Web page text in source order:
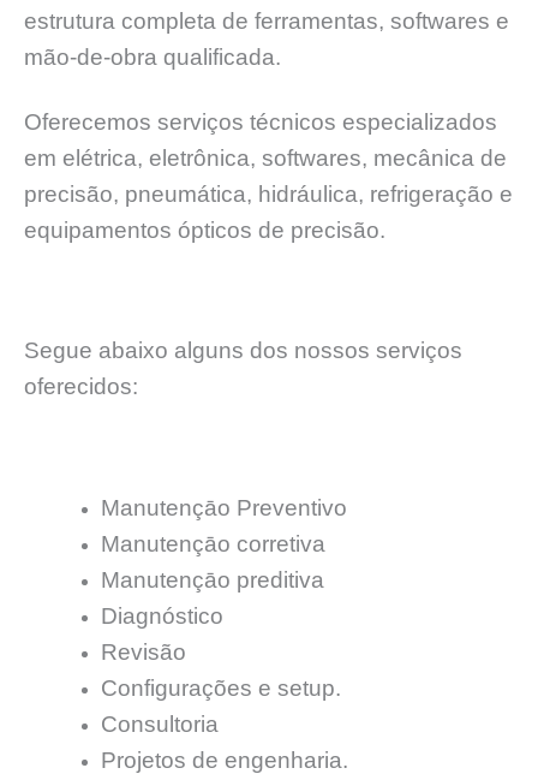
estrutura completa de ferramentas, softwares e
mão-de-obra qualificada.
Oferecemos serviços técnicos especializados
em elétrica, eletrônica, softwares, mecânica de
precisão, pneumática, hidráulica, refrigeração e
equipamentos ópticos de precisão.
Segue abaixo alguns dos nossos serviços
oferecidos:
Manutençāo Preventivo
Manutençāo corretiva
Manutençāo preditiva
Diagnóstico
Revisão
Configurações e setup.
Consultoria
Projetos de engenharia.